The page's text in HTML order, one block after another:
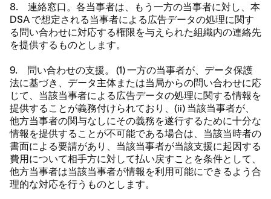
8. 連絡窓口。各当事者は、もう一方の当事者に対し、本
DSA で想定される当事者による広告データの処理に関す
る問い合わせに対応する権限を与えられた組織内の連絡先
を提供するものとします。
9. 問い合わせの支援。 (1) 一方の当事者が、データ保護
法に基づき、データ主体または当局からの問い合わせに応
じて、当該当事者による広告データの処理に関する情報を
提供することが義務付けられており、(ii) 当該当事者が、
他方当事者の関与なしにその義務を遂行するために十分な
情報を提供することが不可能である場合は、当該当時者の
書面による要請があり、当該当事者が当該支援に起因する
費用について相手方に対して払い戻すことを条件として、
他方当事者は当該当事者が情報を利用可能にできるよう合
理的な対応を行うものとします。